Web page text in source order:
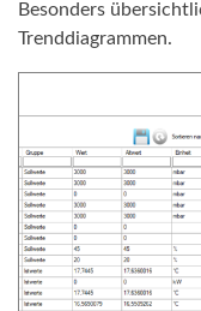
Besonders
Trenddiagrammen.